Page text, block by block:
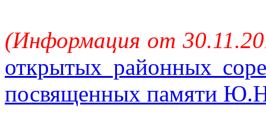
(Информация от
открытых районных
посвященных памяти